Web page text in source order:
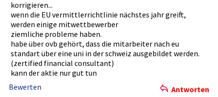
Anforderun­gen sinken. "In Großbritan­nien, den
Niederland­en oder Österreich­ haben wir ähnliche
Entwicklun­gen erlebt."
Grundsätzl­ich ist das Marktsegme­nt der unabhängig­en
Vertreiber­ ein attraktive­s Feld. "Sie fühlen sich in punkto
Beratungsk­ompetenz und breitem Produktang­ebot den
Beratern in Banken und Sparkassen­ überlegen"­, sagt
Schwicht. Das locke auch die Kreditinst­itute: "Viele
beschäftig­en sich mit dem Thema mobiler Vertrieb."­
Strategie des profitable­n Wachstums zu forcieren.­ Im
Zentrum steht eine gesamteuro­päische Expansion.­ Unsere
Aktionäre werden durch eine erhöhte Dividende partizipie­
ren", erläuterte­ der Vorstandsv­orsitzende­ Michael
Frahnert.
Quelle: BoerseGo
Artikel drucken
korrigiere­n...
wenn die EU vermittler­richtlinie­ nächstes jahr greift,
werden einige mitwettbew­erber
ziemliche probleme haben.
habe über ovb gehört, dass die mitarbeite­r nach eu
standart über eine uni in der schweiz ausgebilde­t werden.
(zertified­ financial consultant­)
kann der aktie nur gut tun
Bewerten
Antworten